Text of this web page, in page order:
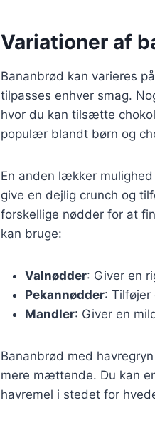
Variationer af
Bananbrød kan varieres
tilpasses enhver smag.
hvor du kan tilsætte
populær blandt børn og
En anden lækker
give en dejlig crunch og
forskellige nødder for at
kan bruge:
Valnødder: Giver en
Pekannødder: Tilføjer
Mandler: Giver en
Bananbrød med
mere mættende. Du kan
havremel i stedet for